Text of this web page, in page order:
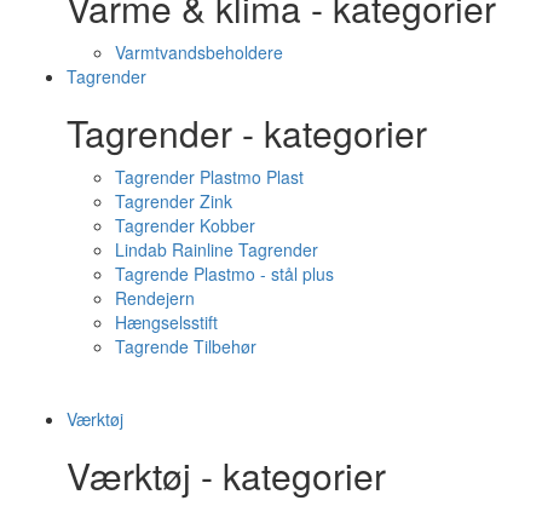
Varmtvandsbeholdere
Tagrender
Tagrender - kategorier
Tagrender Plastmo Plast
Tagrender Zink
Tagrender Kobber
Lindab Rainline Tagrender
Tagrende Plastmo - stål plus
Rendejern
Hængselsstift
Tagrende Tilbehør
Værktøj
Værktøj - kategorier